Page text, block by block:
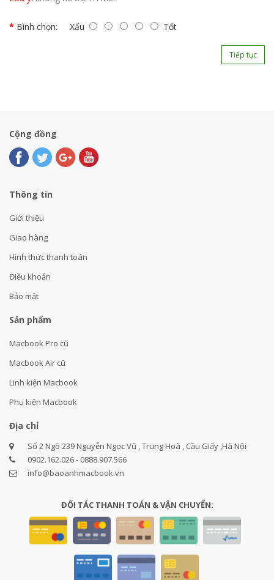
Bình chọn: Xấu Tốt
Tiếp tục
Cộng đồng
Thông tin
Giới thiệu
Giao hàng
Hình thức thanh toán
Điều khoản
Bảo mật
Sản phẩm
Macbook Pro cũ
Macbook Air cũ
Linh kiện Macbook
Phụ kiện Macbook
Địa chỉ
Số 2 Ngõ 239 Nguyễn Ngọc Vũ , Trung Hoà , Cầu Giấy ,Hà Nội
0902.162.026 - 0888.907.566
info@baoanhmacbook.vn
ĐỐI TÁC THANH TOÁN & VẬN CHUYỂN: